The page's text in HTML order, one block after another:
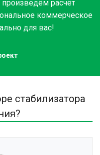
ТИП УСТАНОВКИ
расчёт
коммерческое
для вас!
стабилизатора